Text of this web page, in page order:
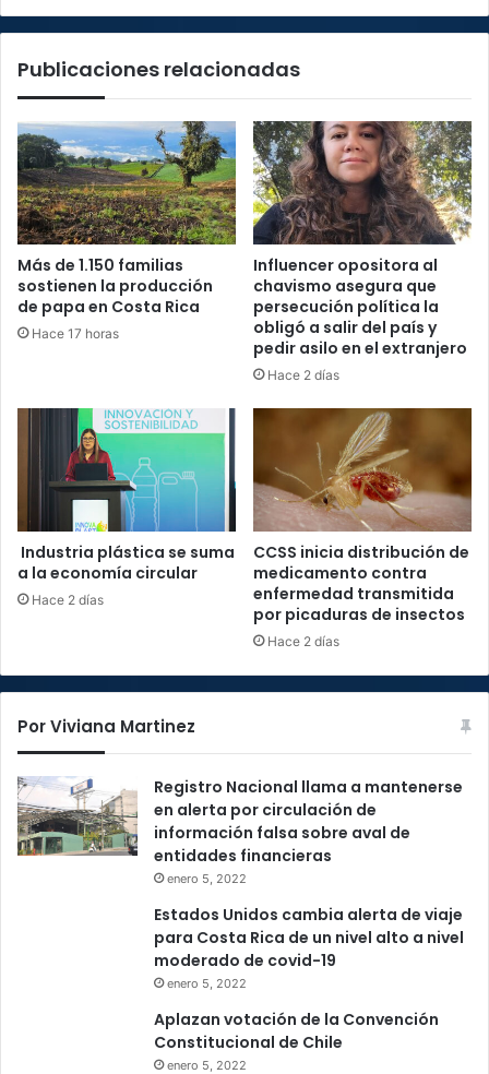
Publicaciones relacionadas
Más de 1.150 familias
sostienen la producción
de papa en Costa Rica
Hace 17 horas
Influencer opositora al
chavismo asegura que
persecución política la
obligó a salir del país y
pedir asilo en el extranjero
Hace 2 días
Industria plástica se suma
a la economía circular
Hace 2 días
CCSS inicia distribución de
medicamento contra
enfermedad transmitida
por picaduras de insectos
Hace 2 días
Por Viviana Martinez
Registro Nacional llama a mantenerse
en alerta por circulación de
información falsa sobre aval de
entidades financieras
enero 5, 2022
Estados Unidos cambia alerta de viaje
para Costa Rica de un nivel alto a nivel
moderado de covid-19
enero 5, 2022
Aplazan votación de la Convención
Constitucional de Chile
enero 5, 2022